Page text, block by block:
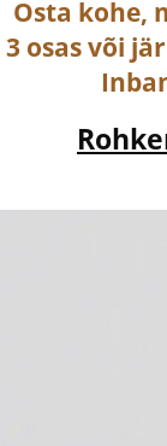
Osta kohe,
3 osas või